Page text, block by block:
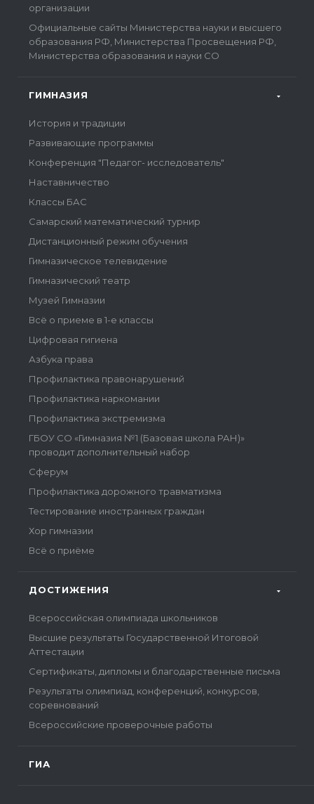
организации
Официальные сайты Министерства науки и высшего
образования РФ, Министерства Просвещения РФ,
Министерства образования и науки СО
ГИМНАЗИЯ
История и традиции
Развивающие программы
Конференция "Педагог- исследователь"
Наставничество
Классы БАС
Самарский математический турнир
Дистанционный режим обучения
Гимназическое телевидение
Гимназический театр
Музей Гимназии
Всё о приеме в 1-е классы
Цифровая гигиена
Азбука права
Профилактика правонарушений
Профилактика наркомании
Профилактика экстремизма
ГБОУ СО «Гимназия №1 (Базовая школа РАН)»
проводит дополнительный набор
Сферум
Профилактика дорожного травматизма
Тестирование иностранных граждан
Хор гимназии
Всё о приёме
ДОСТИЖЕНИЯ
Всероссийская олимпиада школьников
Высшие результаты Государственной Итоговой
Аттестации
Сертификаты, дипломы и благодарственные письма
Результаты олимпиад, конференций, конкурсов,
соревнований
Всероссийские проверочные работы
ГИА